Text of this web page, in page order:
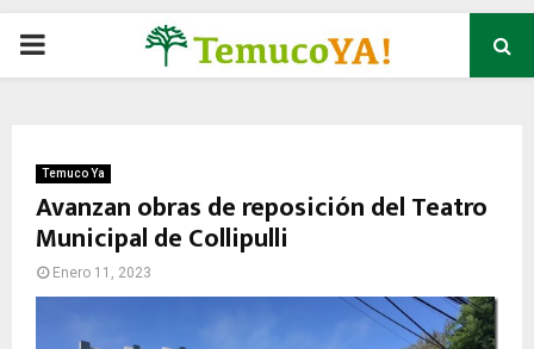
P
M
A
Temuco Ya
Avanzan obras de reposición del Teatro
Municipal de Collipulli
Enero 11, 2023